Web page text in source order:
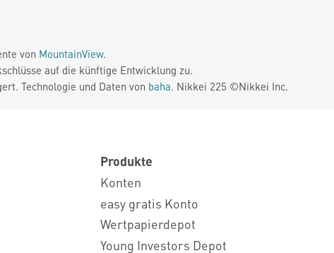
von MountainView.
auf die künftige Entwicklung zu.
Technologie und Daten von baha. Nikkei 225 ©Nikkei Inc.
Produkte
Konten
easy gratis Konto
Wertpapierdepot
Young Investors Depot